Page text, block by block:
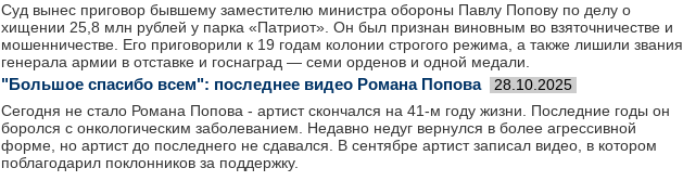
Суд вынес приговор бывшему заместителю министра обороны Павлу Попову по делу о
хищении 25,8 млн рублей у парка «Патриот». Он был признан виновным во взяточничестве и
мошенничестве. Его приговорили к 19 годам колонии строгого режима, а также лишили звания
генерала армии в отставке и госнаград — семи орденов и одной медали.
"Большое спасибо всем": последнее видео Романа Попова 28.10.2025
Сегодня не стало Романа Попова - артист скончался на 41-м году жизни. Последние годы он
боролся с онкологическим заболеванием. Недавно недуг вернулся в более агрессивной
форме, но артист до последнего не сдавался. В сентябре артист записал видео, в котором
поблагодарил поклонников за поддержку.